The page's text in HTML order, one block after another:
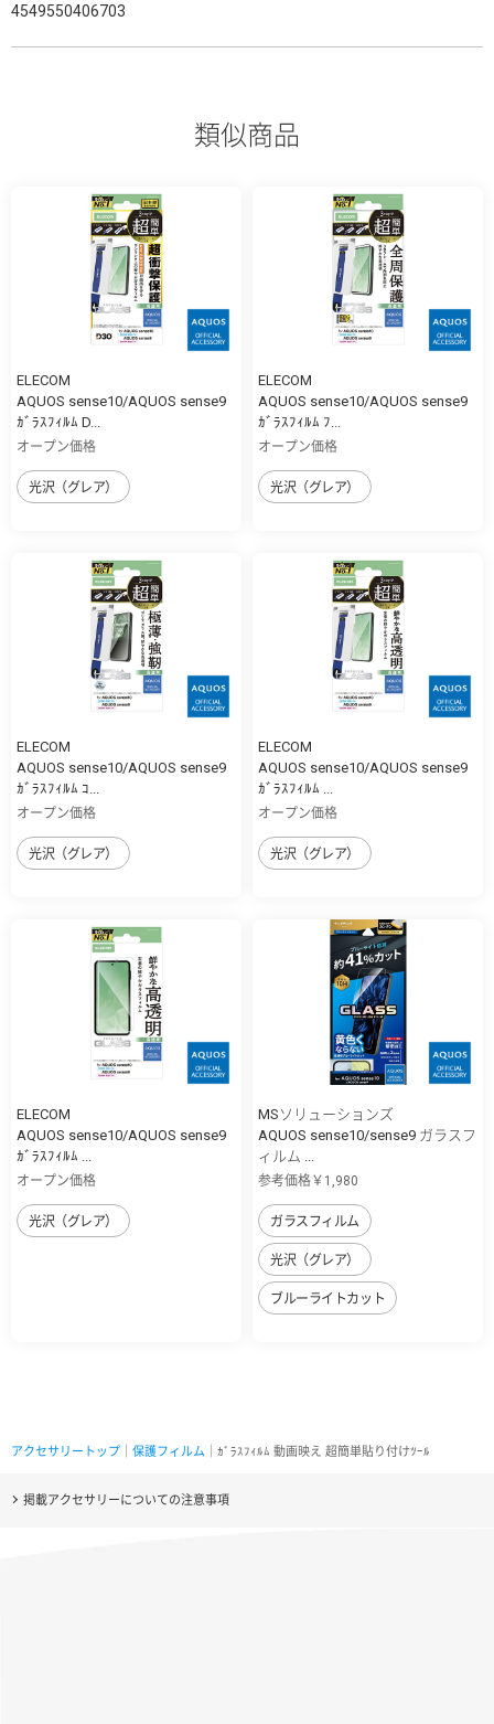
4549550406703
類似商品
ELECOM
AQUOS sense10/AQUOS sense9
ｶﾞﾗｽﾌｨﾙﾑ D...
オープン価格
光沢（グレア）
ELECOM
AQUOS sense10/AQUOS sense9
ｶﾞﾗｽﾌｨﾙﾑ ﾌ...
オープン価格
光沢（グレア）
ELECOM
AQUOS sense10/AQUOS sense9
ｶﾞﾗｽﾌｨﾙﾑ ｺ...
オープン価格
光沢（グレア）
ELECOM
AQUOS sense10/AQUOS sense9
ｶﾞﾗｽﾌｨﾙﾑ ...
オープン価格
光沢（グレア）
ELECOM
AQUOS sense10/AQUOS sense9
ｶﾞﾗｽﾌｨﾙﾑ ...
オープン価格
光沢（グレア）
MSソリューションズ
AQUOS sense10/sense9 ガラスフ
ィルム ...
参考価格￥1,980
ガラスフィルム
光沢（グレア）
ブルーライトカット
アクセサリートップ 保護フィルム ｜ｶﾞﾗｽﾌｨﾙﾑ 動画映え 超簡単貼り付けﾂｰﾙ
掲載アクセサリーについての注意事項